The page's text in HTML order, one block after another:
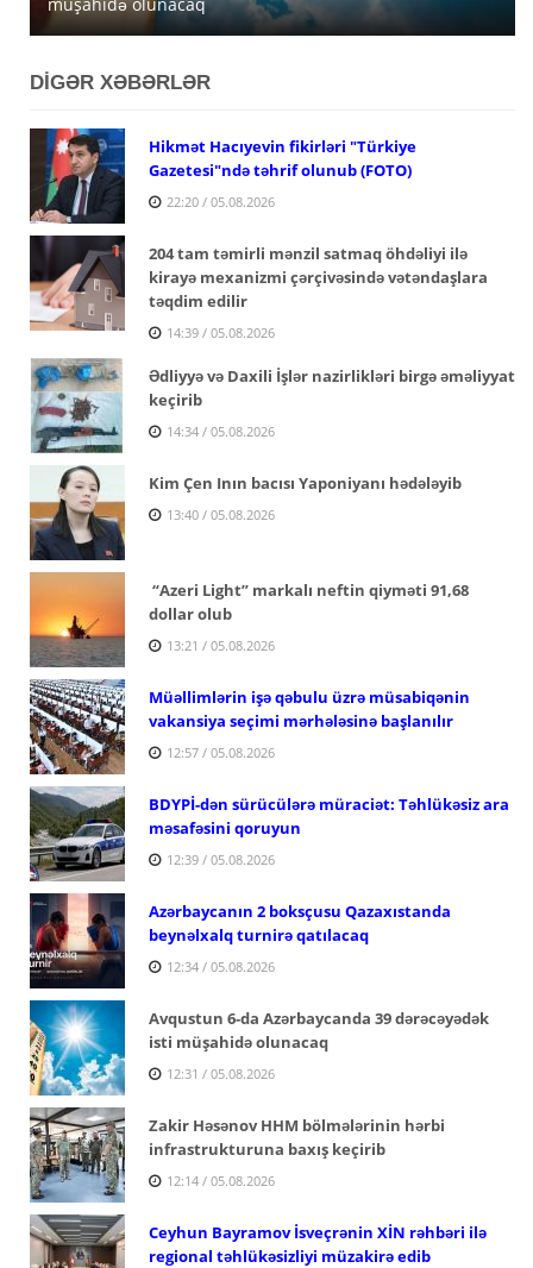
DİGƏR XƏBƏRLƏR
Hikmət Hacıyevin fikirləri "Türkiye
Gazetesi"ndə təhrif olunub (FOTO)
22:20 / 05.08.2026
204 tam təmirli mənzil satmaq öhdəliyi ilə
kirayə mexanizmi çərçivəsində vətəndaşlara
təqdim edilir
14:39 / 05.08.2026
Ədliyyə və Daxili İşlər nazirlikləri birgə əməliyyat
keçirib
14:34 / 05.08.2026
Kim Çen Inın bacısı Yaponiyanı hədələyib
13:40 / 05.08.2026
“Azeri Light” markalı neftin qiyməti 91,68
dollar olub
13:21 / 05.08.2026
Müəllimlərin işə qəbulu üzrə müsabiqənin
vakansiya seçimi mərhələsinə başlanılır
12:57 / 05.08.2026
BDYPİ-dən sürücülərə müraciət: Təhlükəsiz ara
məsafəsini qoruyun
12:39 / 05.08.2026
Azərbaycanın 2 boksçusu Qazaxıstanda
beynəlxalq turnirə qatılacaq
12:34 / 05.08.2026
Avqustun 6-da Azərbaycanda 39 dərəcəyədək
isti müşahidə olunacaq
12:31 / 05.08.2026
Zakir Həsənov HHM bölmələrinin hərbi
infrastrukturuna baxış keçirib
12:14 / 05.08.2026
Ceyhun Bayramov İsveçrənin XİN rəhbəri ilə
regional təhlükəsizliyi müzakirə edib